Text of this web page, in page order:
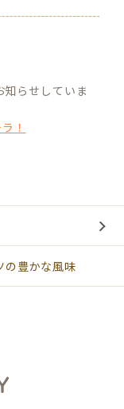
知らせしていま
！
の豊かな風味